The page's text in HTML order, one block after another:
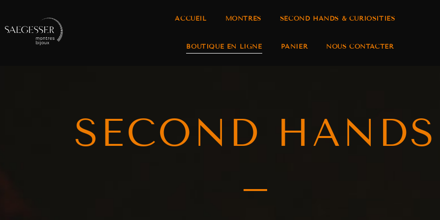
ACCUEIL MONTRES SECOND HANDS & CURIOSITIES
BOUTIQUE EN LIGNE PANIER NOUS CONTACTER
SECOND HANDS